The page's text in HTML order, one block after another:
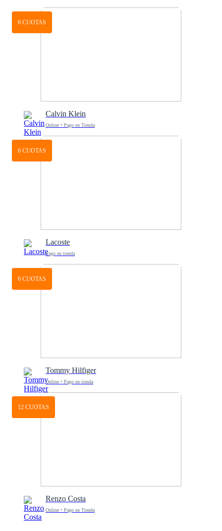
6 CUOTAS
Calvin Klein
Online • Pago en Tienda
6 CUOTAS
Lacoste
Pago en tienda
6 CUOTAS
Tommy Hilfiger
Online • Pago en tienda
12 CUOTAS
Renzo Costa
Online • Pago en Tienda